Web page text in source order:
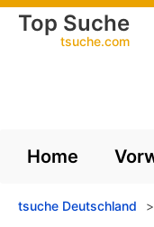
Top Suche
tsuche.com
Home
tsuche Deutschland >